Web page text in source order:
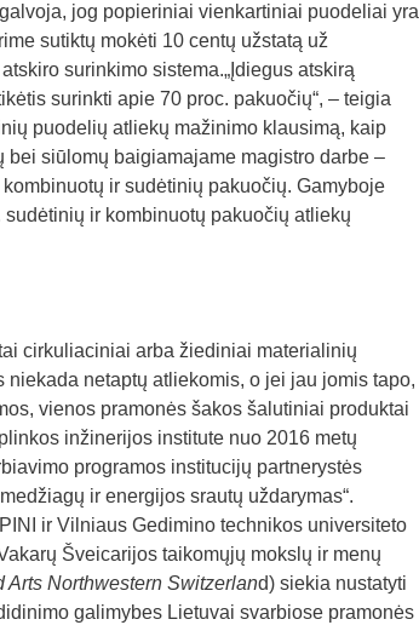
jog popieriniai vienkartiniai puodeliai yra
sutiktų mokėti 10 centų užstatą už
surinkimo sistema.„Įdiegus atskirą
surinkti apie 70 proc. pakuočių“, – teigia
puodelių atliekų mažinimo klausimą, kaip
siūlomų baigiamajame magistro darbe –
ir sudėtinių pakuočių. Gamyboje
ir kombinuotų pakuočių atliekų
cirkuliaciniai arba žiediniai materialinių
netaptų atliekomis, o jei jau jomis tapo,
vienos pramonės šakos šalutiniai produktai
inžinerijos institute nuo 2016 metų
programos institucijų partnerystės
ir energijos srautų uždarymas“.
ir Vilniaus Gedimino technikos universiteto
Šveicarijos taikomųjų mokslų ir menų
Northwestern Switzerland) siekia nustatyti
galimybes Lietuvai svarbiose pramonės